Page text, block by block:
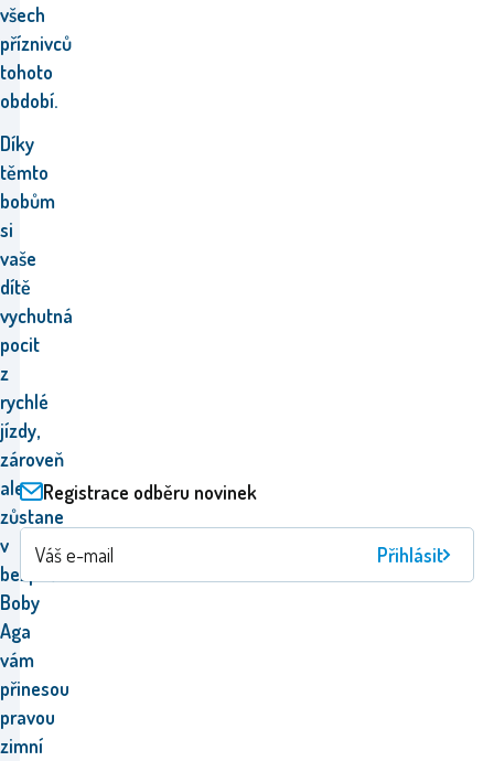
všech
příznivců
tohoto
období.
Díky
těmto
bobům
si
vaše
dítě
vychutná
pocit
z
rychlé
jízdy,
zároveň
ale
zůstane
v
bezpečí.
Boby
Aga
vám
přinesou
pravou
zimní
Registrace odběru novinek
Přihlásit